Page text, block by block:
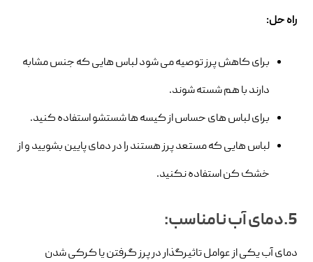
راه حل:
برای کاهش پرز توصیه می شود لباس هایی که جنس مشابه
دارند با هم شسته شوند.
برای لباس های حساس از کیسه ها شستشو استفاده کنید.
لباس هایی که مستعد پرز هستند را در دمای پایین بشویید و از
خشک کن استفاده نکنید.
5.دمای آب نامناسب:
دمای آب یکی از عوامل تاثیرگذار در پرز گرفتن یا کرکی شدن